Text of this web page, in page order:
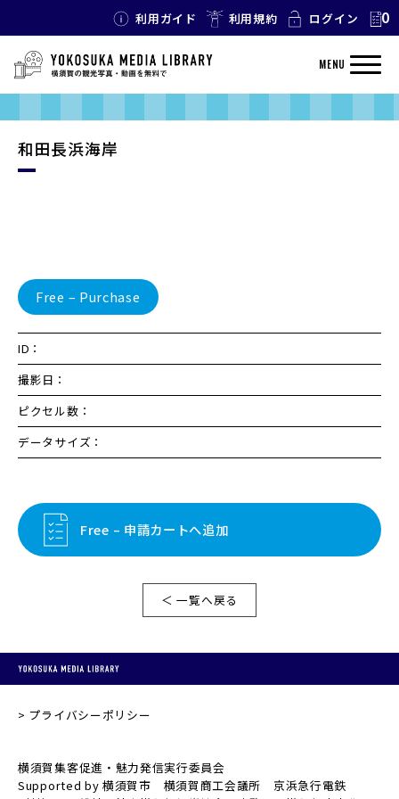
利用ガイド 利用規約 ログイン 0
MENU
和田長浜海岸
Free – Purchase
ID：
撮影日：
ピクセル数：
データサイズ：
Free – 申請カートへ追加
＜ 一覧へ戻る
プライバシーポリシー
横須賀集客促進・魅力発信実行委員会
Supported by 横須賀市 横須賀商工会議所 京浜急行電鉄